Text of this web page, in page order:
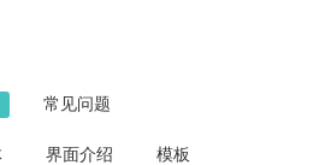
常见问题
界面介绍 模板